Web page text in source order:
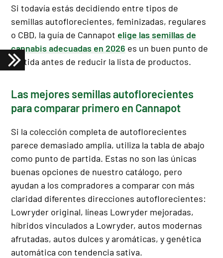
Si todavía estás decidiendo entre tipos de
semillas autoflorecientes, feminizadas, regulares
o CBD, la guía de Cannapot elige las semillas de
cannabis adecuadas en 2026 es un buen punto de
partida antes de reducir la lista de productos.
Las mejores semillas autoflorecientes
para comparar primero en Cannapot
Si la colección completa de autoflorecientes
parece demasiado amplia, utiliza la tabla de abajo
como punto de partida. Estas no son las únicas
buenas opciones de nuestro catálogo, pero
ayudan a los compradores a comparar con más
claridad diferentes direcciones autoflorecientes:
Lowryder original, líneas Lowryder mejoradas,
híbridos vinculados a Lowryder, autos modernas
afrutadas, autos dulces y aromáticas, y genética
automática con tendencia sativa.